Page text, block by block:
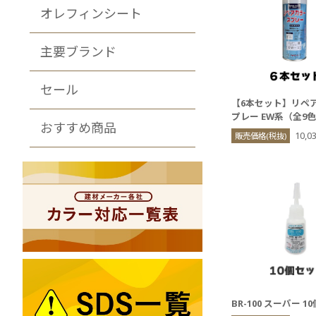
【6本セット】リペ
プレー EW系（全9
販売価格(税抜)
BR-100 スーパー 10
オレフィンシート
主要ブランド
セール
おすすめ商品